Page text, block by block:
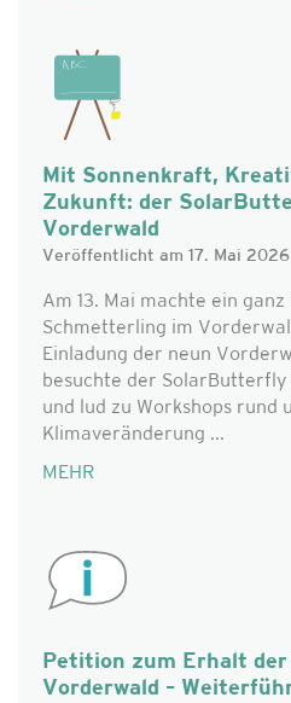
Mit Sonnenkraft,
Zukunft: der
Vorderwald
Veröffentlicht am 17. Mai 2026
Am 13. Mai machte ein
Schmetterling im
Einladung der neun
besuchte der SolarButterfly
und lud zu Workshops rund
Klimaveränderung ...
MEHR
Petition zum Erhalt der
Vorderwald –